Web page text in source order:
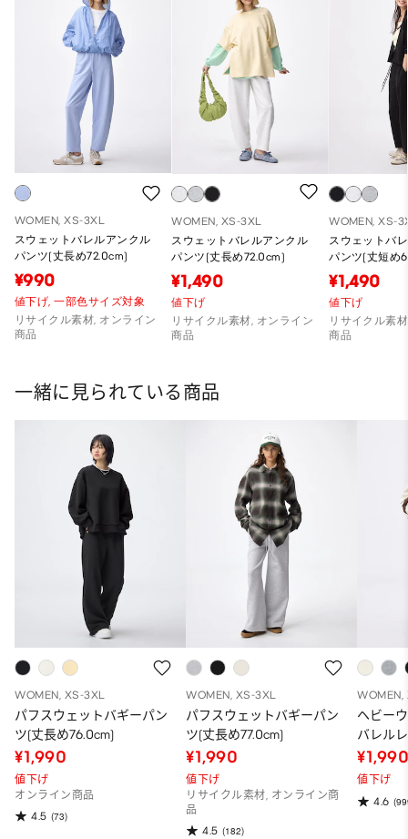
WOMEN, XS-3XL
スウェットバレルアンクル
パンツ(丈長め72.0cm)
¥990
値下げ,一部色サイズ対象
リサイクル素材, オンライン
商品
WOMEN, XS-3XL
スウェットバレルアンクル
パンツ(丈長め72.0cm)
¥1,490
値下げ
リサイクル素材, オンライン
商品
WOMEN, XS-
スウェットバ
パンツ(丈短め
¥1,490
値下げ
リサイクル素
商品
一緒に見られている商品
WOMEN, XS-3XL
パフスウェットバギーパン
ツ(丈長め76.0cm)
¥1,990
値下げ
オンライン商品
4.5 (73)
WOMEN, XS-3XL
パフスウェットバギーパン
ツ(丈長め77.0cm)
¥1,990
値下げ
リサイクル素材, オンライン商
品
4.5 (182)
WOMEN,
ヘビー
バレル
68.5～
値下げ
4.6